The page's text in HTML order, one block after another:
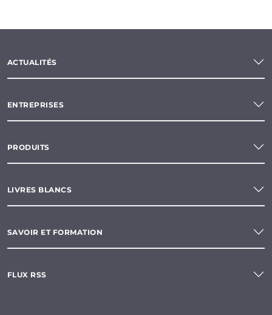
ACTUALITÉS
ENTREPRISES
PRODUITS
LIVRES BLANCS
SAVOIR ET FORMATION
FLUX RSS